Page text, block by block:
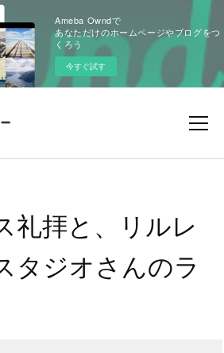
Ameba Owndで
あなただけのホームページやブログをつ
くろう
今すぐ試す
礼拝と、リルレ
タジオさんのラ